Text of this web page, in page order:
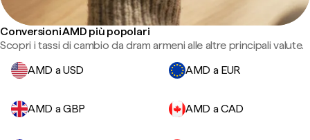
Conversioni AMD più popolari
Scopri i tassi di cambio da dram armeni alle altre principali valute.
AMD a USD
AMD a EUR
AMD a GBP AMD a CAD